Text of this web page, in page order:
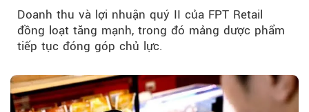
Doanh thu và lợi nhuận quý II của FPT Retail
đồng loạt tăng mạnh, trong đó mảng dược phẩm
tiếp tục đóng góp chủ lực.